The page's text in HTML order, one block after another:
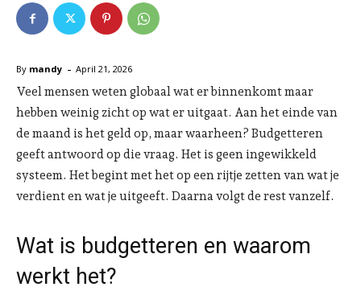
By mandy - April 21, 2026
Veel mensen weten globaal wat er binnenkomt maar
hebben weinig zicht op wat er uitgaat. Aan het einde van
de maand is het geld op, maar waarheen? Budgetteren
geeft antwoord op die vraag. Het is geen ingewikkeld
systeem. Het begint met het op een rijtje zetten van wat je
verdient en wat je uitgeeft. Daarna volgt de rest vanzelf.
Wat is budgetteren en waarom
werkt het?